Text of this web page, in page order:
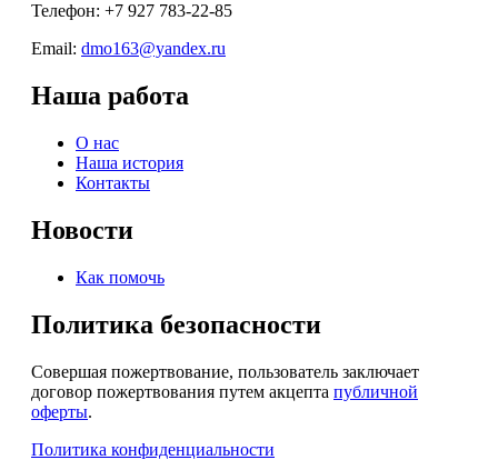
Телефон: +7 927 783-22-85
Email: dmo163@yandex.ru
Наша работа
О нас
Наша история
Контакты
Новости
Как помочь
Политика безопасности
Совершая пожертвование, пользователь заключает
договор пожертвования путем акцепта публичной
оферты.
Политика конфиденциальности